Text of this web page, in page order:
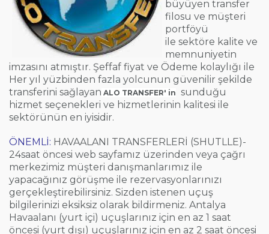
büyüyen transfer
filosu ve müşteri
portföyü
ile sektöre kalite ve
memnuniyetin
imzasını atmıştır. Şeffaf fiyat ve Ödeme kolaylığı ile
Her yıl yüzbinden fazla yolcunun güvenilir şekilde
transferini sağlayan ALO TRANSFER' in sunduğu
hizmet seçenekleri ve hizmetlerinin kalitesi ile
sektörünün en iyisidir.
ÖNEMLİ: HAVAALANI TRANSFERLERİ (SHUTLLE)-
24saat öncesi web sayfamız üzerinden veya çağrı
merkezimiz müşteri danışmanlarımız ile
yapacağınız görüşme ile rezervasyonlarınızı
gerçekleştirebilirsiniz. Sizden istenen uçuş
bilgilerinizi eksiksiz olarak bildirmeniz. Antalya
Havaalanı (yurt içi) uçuşlarınız için en az 1 saat
öncesi (yurt dışı) uçuşlarınız için en az 2 saat öncesi